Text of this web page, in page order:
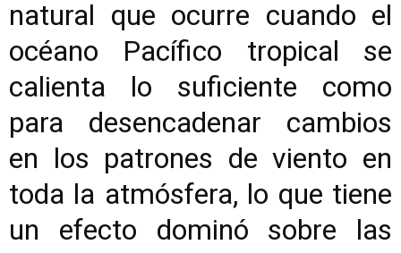
natural que ocurre cuando el
océano Pacífico tropical se
calienta lo suficiente como
para desencadenar cambios
en los patrones de viento en
toda la atmósfera, lo que tiene
un efecto dominó sobre las